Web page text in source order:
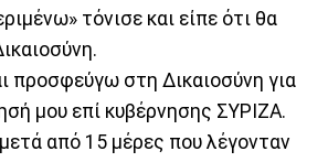
τόνισε και είπε ότι θα
προσφεύγω στη Δικαιοσύνη για
μου επί κυβέρνησης ΣΥΡΙΖΑ.
από 15 μέρες που λέγονταν